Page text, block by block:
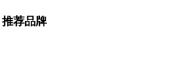
推荐品牌